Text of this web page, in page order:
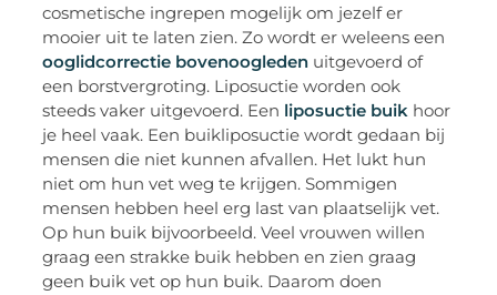
cosmetische ingrepen mogelijk om jezelf er
mooier uit te laten zien. Zo wordt er weleens een
ooglidcorrectie bovenoogleden uitgevoerd of
een borstvergroting. Liposuctie worden ook
steeds vaker uitgevoerd. Een liposuctie buik hoor
je heel vaak. Een buikliposuctie wordt gedaan bij
mensen die niet kunnen afvallen. Het lukt hun
niet om hun vet weg te krijgen. Sommigen
mensen hebben heel erg last van plaatselijk vet.
Op hun buik bijvoorbeeld. Veel vrouwen willen
graag een strakke buik hebben en zien graag
geen buik vet op hun buik. Daarom doen